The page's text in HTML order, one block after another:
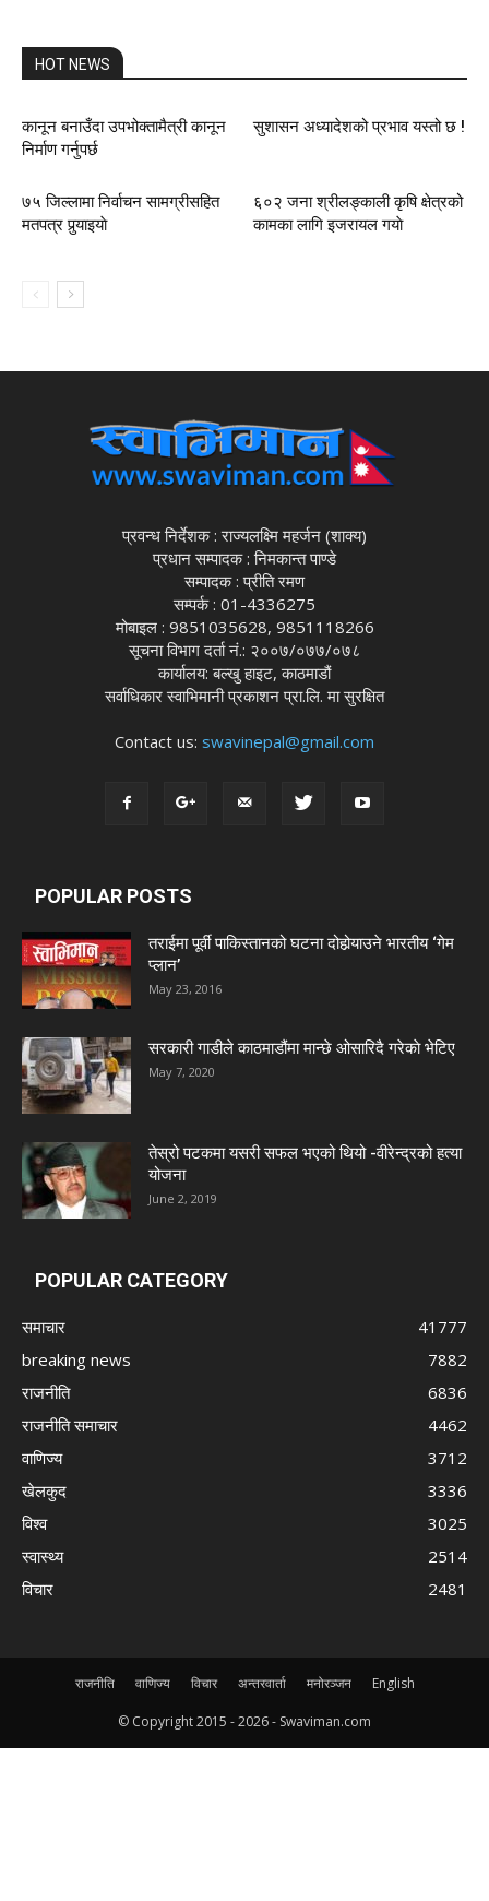
HOT NEWS
कानून बनाउँदा उपभोक्तामैत्री कानून
निर्माण गर्नुपर्छ
सुशासन अध्यादेशको प्रभाव यस्तो छ !
७५ जिल्लामा निर्वाचन सामग्रीसहित
मतपत्र पुर्‍याइयाे
६०२ जना श्रीलङ्काली कृषि क्षेत्रको
कामका लागि इजरायल गयाे
प्रवन्ध निर्देशक : राज्यलक्ष्मि महर्जन (शाक्य)
प्रधान सम्पादक : निमकान्त पाण्डे
सम्पादक : प्रीति रमण
सम्पर्क : 01-4336275
मोबाइल : 9851035628, 9851118266
सूचना विभाग दर्ता नं.: २००७/०७७/०७८
कार्यालय: बल्खु हाइट, काठमाडौं
सर्वाधिकार स्वाभिमानी प्रकाशन प्रा.लि. मा सुरक्षित
Contact us: swavinepal@gmail.com
POPULAR POSTS
तराईमा पूर्वी पाकिस्तानको घटना दोहोर्‍याउने भारतीय ‘गेम
प्लान’
May 23, 2016
सरकारी गाडीले काठमाडौंमा मान्छे ओसारिदै गरेकाे भेटिए
May 7, 2020
तेस्रो पटकमा यसरी सफल भएको थियो -वीरेन्द्रको हत्या
योजना
June 2, 2019
POPULAR CATEGORY
समाचार
41777
breaking news
7882
राजनीति
6836
राजनीति समाचार
4462
वाणिज्य
3712
खेलकुद
3336
विश्व
3025
स्वास्थ्य
2514
विचार
2481
राजनीति वाणिज्य विचार अन्तरवार्ता मनोरञ्जन English
© Copyright 2015 -2026 - Swaviman.com